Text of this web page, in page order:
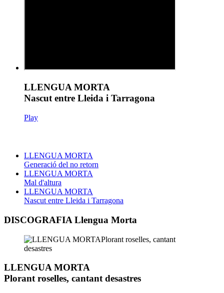
LLENGUA MORTA
Nascut entre Lleida i Tarragona
Play
LLENGUA MORTA
Generació del no retorn
LLENGUA MORTA
Mal d'altura
LLENGUA MORTA
Nascut entre Lleida i Tarragona
DISCOGRAFIA Llengua Morta
LLENGUA MORTA
Plorant roselles, cantant desastres